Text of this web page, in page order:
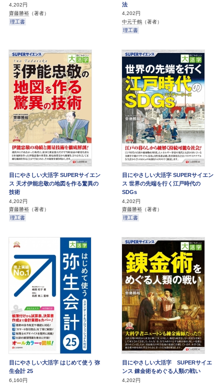
4,202円
齋藤勝裕 （著者）
理工書
法
4,202円
中元千鶴 （著者）
理工書
目にやさしい大活字 SUPERサイエン
ス 天才伊能忠敬の地図を作る驚異の
技術
4,202円
齋藤勝裕 （著者）
理工書
目にやさしい大活字 SUPERサイエン
ス 世界の先端を行く江戸時代の
SDGs
4,202円
齋藤勝裕 （著者）
理工書
目にやさしい大活字 はじめて使う 弥
生会計 25
6,160円
目にやさしい大活字 SUPERサイエ
ンス 錬金術をめぐる人類の戦い
4,202円